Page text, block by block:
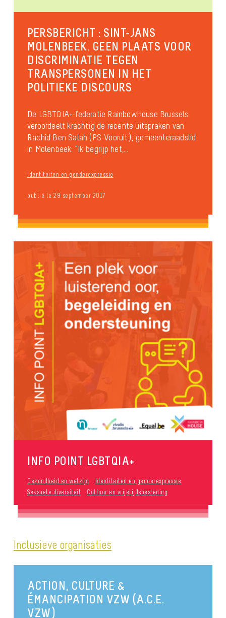
PERSBERICHT : SINT-JANS
MOLENBEEK. GEEN PLAATS VOOR
DISCRIMINATIE TEGEN
TRANSPERSONEN IN HET
POLITIEKE DISCOURS
De LGBTQIA+-federatie RainbowHouse Brussels
veroordeelt krachtig de recente uitspraken van
Rachid Ben Salah (PS-Vooruit), gemeenteraadslid
in Molenbeek: “Ik begrijp het,...
Identiteiten en genderexpressie
publié le 29 september 2017
INFO POINT LGBTQIA+
Gezondheid en welzijn
Identiteiten en genderexpressie
Seksuele diversiteit
Cultuur en vrijetijdsbesteding
Inclusieve organisaties
ACTION, CULTURE &
ÉMANCIPATION VZW (A.C.E.
VZW)